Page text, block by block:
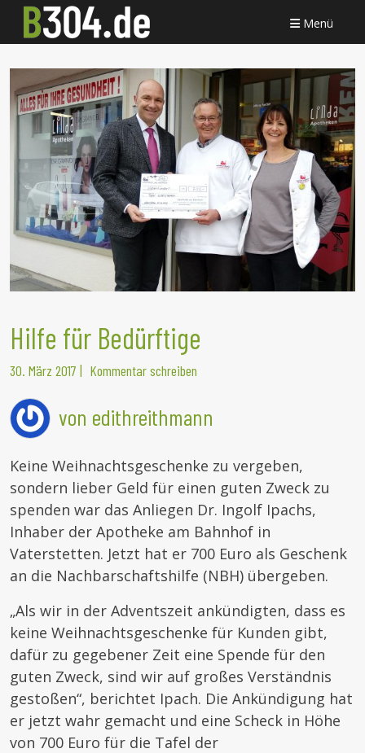
Menü
Hilfe für Bedürftige
30. März 2017 | Kommentar schreiben
von edithreithmann
Keine Weihnachtsgeschenke zu vergeben,
sondern lieber Geld für einen guten Zweck zu
spenden war das Anliegen Dr. Ingolf Ipachs,
Inhaber der Apotheke am Bahnhof in
Vaterstetten. Jetzt hat er 700 Euro als Geschenk
an die Nachbarschaftshilfe (NBH) übergeben.
„Als wir in der Adventszeit ankündigten, dass es
keine Weihnachtsgeschenke für Kunden gibt,
dafür zu gegebener Zeit eine Spende für den
guten Zweck, sind wir auf großes Verständnis
gestoßen“, berichtet Ipach. Die Ankündigung hat
er jetzt wahr gemacht und eine Scheck in Höhe
von 700 Euro für die Tafel der